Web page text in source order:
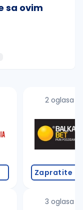
sa ovim
č, ć, š, đ,
2 oglasa
Zapratite
3 oglasa